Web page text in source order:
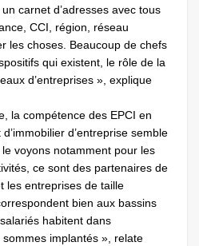
carnet d’adresses avec tous
CCI, région, réseau
les choses. Beaucoup de chefs
qui existent, le rôle de la
d’entreprises », explique
la compétence des EPCI en
d’entreprise semble
voyons notamment pour les
ce sont des partenaires de
les entreprises de taille
bien aux bassins
habitent dans
sommes implantés », relate